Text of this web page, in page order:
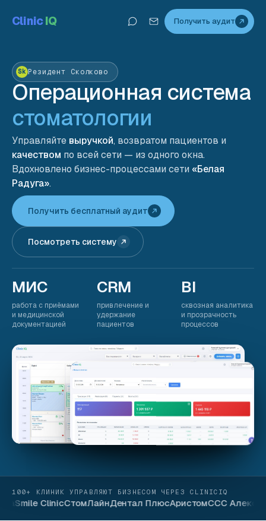
ClinicIQ Получить аудит
Sk Резидент Сколково
Операционная система
стоматологии
Управляйте выручкой, возвратом пациентов и
качеством по всей сети — из одного окна.
Вдохновлено бизнес-процессами сети «Белая
Радуга».
Получить бесплатный аудит
Посмотреть систему
МИС
работа с приёмами
и медицинской
документацией
CRM
привлечение и
удержание
пациентов
BI
сквозная аналитика
и прозрачность
процессов
100+ КЛИНИК УПРАВЛЯЮТ БИЗНЕСОМ ЧЕРЕЗ CLINICIQ
Smile ClinicСтомЛайнДентал ПлюсАристомССС